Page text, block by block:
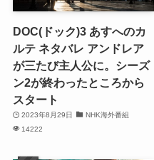
DOC(ドック)3 あすへのカ
ルテ ネタバレ アンドレア
が三たび主人公に。シーズ
ン2が終わったところから
スタート
2023年8月29日
NHK海外番組
14222